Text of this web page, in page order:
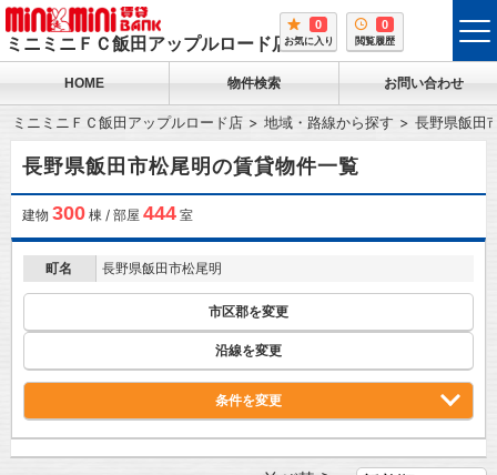
ミニミニＦＣ飯田アップルロード店
0
お気に入り
0
閲覧履歴
HOME 物件検索 お問い合わせ
ミニミニＦＣ飯田アップルロード店 地域・路線から探す 長野県飯田
長野県飯田市松尾明の賃貸物件一覧
建物 300棟 / 部屋 444室
町名 長野県飯田市松尾明
市区郡を変更
沿線を変更
条件を変更